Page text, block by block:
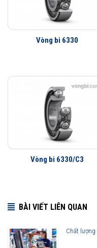
Vòng bi 6330 M
Đại lý ủy quyền SKF chính
Hotline 24/7:
079 66 55
Vòng bi 6330
Vòng bi 6330/C3
BÀI VIẾT LIÊN QUAN
Chất